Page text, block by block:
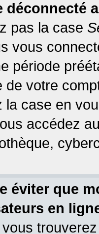
déconnecté
pas la case
vous
période
de votre
la case en
accédez
éviter que
en